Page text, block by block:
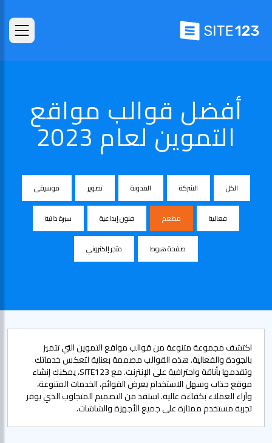
أفضل قوالب مواقع
التموين لعام 2023
الكل الشركة المدونة تصوير موسيقى
فعالية مطعم فنون إبداعية سيرة ذاتية
صفحة هبوط متجر إلكتروني
اكتشف مجموعة متنوعة من قوالب مواقع التموين التي تتميز
بالجودة والفعالية. هذه القوالب مصممة بعناية لتعكس خدماتك
وتقدمها بأناقة واحترافية على الإنترنت. مع SITE123، يمكنك إنشاء
موقع جذاب وسهل الاستخدام يعرض القوائم، الخدمات المتنوعة،
وآراء العملاء بكفاءة عالية. استفد من التصميم المتجاوب الذي يوفر
تجربة مستخدم ممتازة على جميع الأجهزة والشاشات.